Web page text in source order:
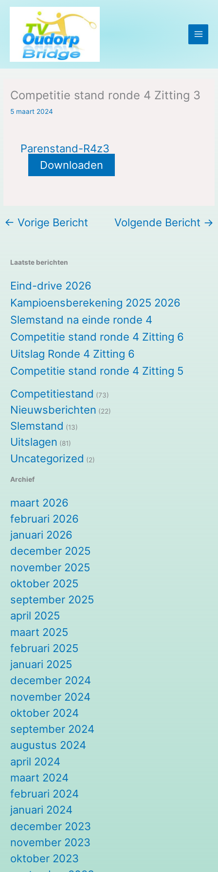
Ga
inhoud
Competitie stand ronde 4 Zitting 3
5 maart 2024
Parenstand-R4z3
Downloaden
← Vorige Bericht Volgende Bericht →
Laatste berichten
Eind-drive 2026
Kampioensberekening 2025 2026
Slemstand na einde ronde 4
Competitie stand ronde 4 Zitting 6
Uitslag Ronde 4 Zitting 6
Competitie stand ronde 4 Zitting 5
Competitiestand (73)
Nieuwsberichten (22)
Slemstand (13)
Uitslagen (81)
Uncategorized (2)
Archief
maart 2026
februari 2026
januari 2026
december 2025
november 2025
oktober 2025
september 2025
april 2025
maart 2025
februari 2025
januari 2025
december 2024
november 2024
oktober 2024
september 2024
augustus 2024
april 2024
maart 2024
februari 2024
januari 2024
december 2023
november 2023
oktober 2023